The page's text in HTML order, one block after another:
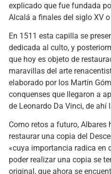
explicado que fue fundada
Alcalá a finales del siglo XV
En 1511 esta capilla se
dedicada al culto, y
que hoy es objeto de
maravillas del arte
elaborado por los Martín
conquenses que llegaron a
de Leonardo Da Vinci, de
Como retos a futuro, Albares
restaurar una copia del
«cuya importancia radica en
poder realizar una copia se
original, que ahora se